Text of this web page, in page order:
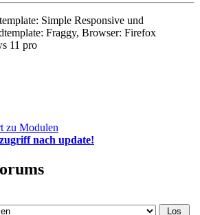
Simple Responsive und
Fraggy, Browser: Firefox
11 pro
zu Modulen
nach update!